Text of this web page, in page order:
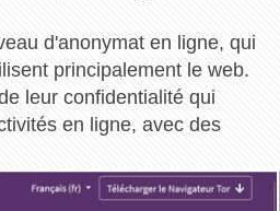
d'anonymat en ligne, qui
principalement le web.
leur confidentialité qui
en ligne, avec des